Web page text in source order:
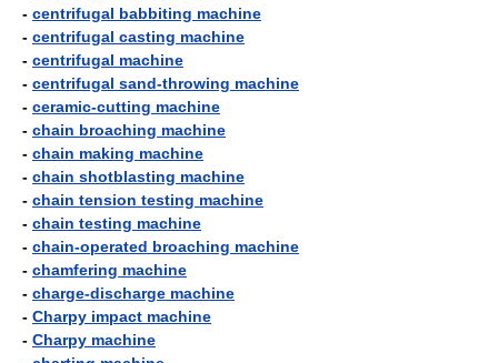
- centrifugal babbiting machine
- centrifugal casting machine
- centrifugal machine
- centrifugal sand-throwing machine
- ceramic-cutting machine
- chain broaching machine
- chain making machine
- chain shotblasting machine
- chain tension testing machine
- chain testing machine
- chain-operated broaching machine
- chamfering machine
- charge-discharge machine
- Charpy impact machine
- Charpy machine